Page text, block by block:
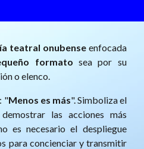
teatral onubenseenfocada
formato sea por su
o elenco.
"Menos es más".Simboliza el
las acciones más
es necesario el despliegue
para concienciar y transmitir